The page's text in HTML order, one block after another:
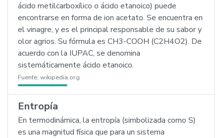
ácido metilcarboxílico o ácido etanoico) puede
encontrarse en forma de ion acetato. Se encuentra en
el vinagre, y es el principal responsable de su sabor y
olor agrios. Su fórmula es CH3-COOH (C2H4O2). De
acuerdo con la IUPAC, se denomina
sistemáticamente ácido etanoico.
Fuente: wikipedia.org
Entropía
En termodinámica, la entropía (simbolizada como S)
es una magnitud física que para un sistema